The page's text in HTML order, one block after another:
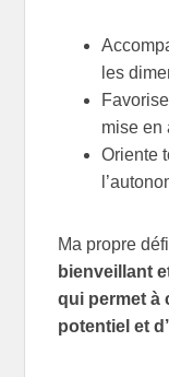
les
mise en
Oriente
Ma propre
bienveillant
qui permet à
potentiel et